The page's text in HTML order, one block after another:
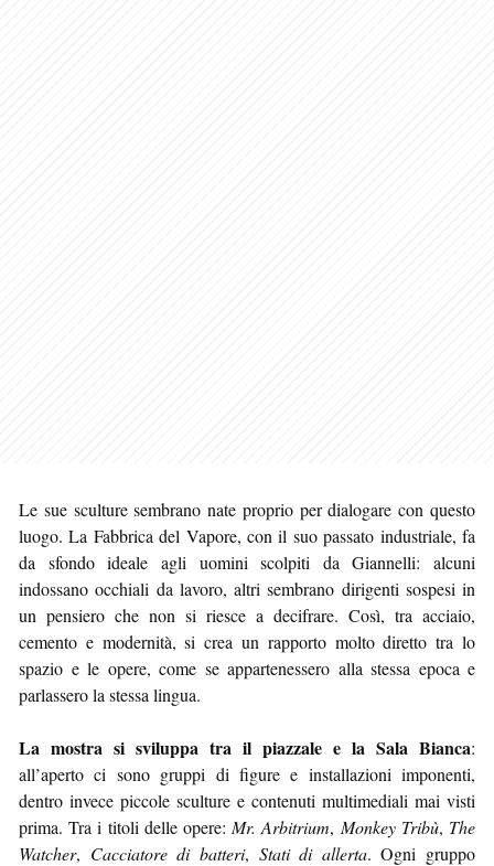
Le sue sculture sembrano nate proprio per dialogare con questo
luogo. La Fabbrica del Vapore, con il suo passato industriale, fa
da sfondo ideale agli uomini scolpiti da Giannelli: alcuni
indossano occhiali da lavoro, altri sembrano dirigenti sospesi in
un pensiero che non si riesce a decifrare. Così, tra acciaio,
cemento e modernità, si crea un rapporto molto diretto tra lo
spazio e le opere, come se appartenessero alla stessa epoca e
parlassero la stessa lingua.
La mostra si sviluppa tra il piazzale e la Sala Bianca:
all’aperto ci sono gruppi di figure e installazioni imponenti,
dentro invece piccole sculture e contenuti multimediali mai visti
prima. Tra i titoli delle opere: Mr. Arbitrium, Monkey Tribù, The
Watcher, Cacciatore di batteri, Stati di allerta. Ogni gruppo